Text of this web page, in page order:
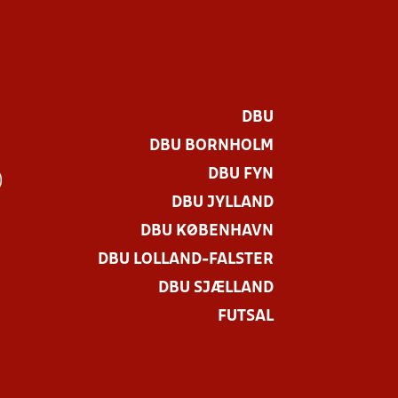
DBU
DBU BORNHOLM
DBU FYN
DBU JYLLAND
DBU KØBENHAVN
DBU LOLLAND-FALSTER
DBU SJÆLLAND
FUTSAL